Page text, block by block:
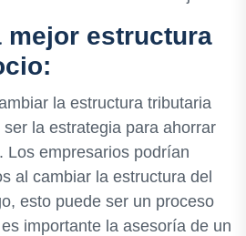
mejor estructura
la estructura tributaria
la estrategia para ahorrar
Los empresarios podrían
al cambiar la estructura del
esto puede ser un proceso
importante la asesoría de un